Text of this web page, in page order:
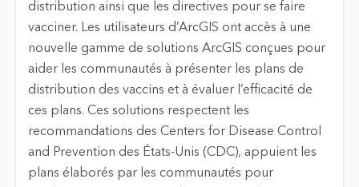
distribution ainsi que les directives pour se faire
vacciner. Les utilisateurs d’ArcGIS ont accès à une
nouvelle gamme de solutions ArcGIS conçues pour
aider les communautés à présenter les plans de
distribution des vaccins et à évaluer l’efficacité de
ces plans. Ces solutions respectent les
recommandations des Centers for Disease Control
and Prevention des États-Unis (CDC), appuient les
plans élaborés par les communautés pour